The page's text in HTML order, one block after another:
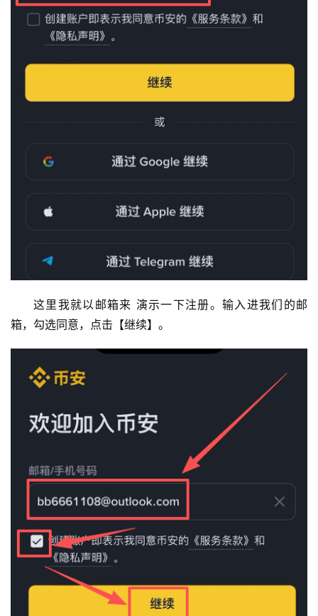
这里我就以邮箱来 演示一下注册。输入进我们的邮
箱，勾选同意，点击【继续】。